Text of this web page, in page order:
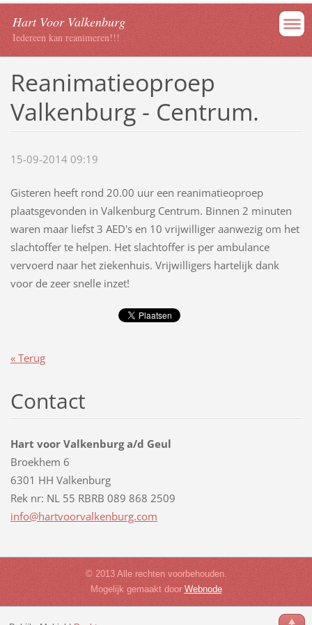
Hart Voor Valkenburg
Iedereen kan reanimeren!!!
Reanimatieoproep
Valkenburg - Centrum.
15-09-2014 09:19
Gisteren heeft rond 20.00 uur een reanimatieoproep
plaatsgevonden in Valkenburg Centrum. Binnen 2 minuten
waren maar liefst 3 AED's en 10 vrijwilliger aanwezig om het
slachtoffer te helpen. Het slachtoffer is per ambulance
vervoerd naar het ziekenhuis. Vrijwilligers hartelijk dank
voor de zeer snelle inzet!
« Terug
Contact
Hart voor Valkenburg a/d Geul
Broekhem 6
6301 HH Valkenburg
Rek nr: NL 55 RBRB 089 868 2509
info@hartvoorvalkenburg.com
© 2013 Alle rechten voorbehouden.
Mogelijk gemaakt door Webnode